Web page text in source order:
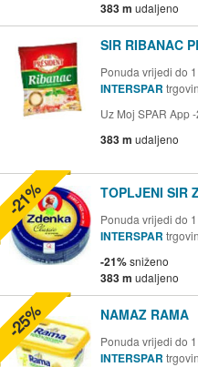
383 m udaljeno
SIR RIBANAC
Ponuda vrijedi do
INTERSPAR
Uz Moj SPAR App
383 m udaljeno
TOPLJENI SIR
Ponuda vrijedi do
INTERSPAR
-21%sniženo
383 m udaljeno
-21%
NAMAZ RAMA
Ponuda vrijedi do
INTERSPAR
-25%